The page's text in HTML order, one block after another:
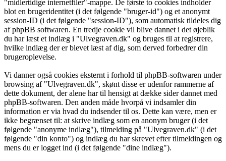
"midlertidige internetfiler"-mappe. De første to cookies indholder
blot en brugeridentitet (i det følgende "bruger-id") og et anonymt
session-ID (i det følgende "session-ID"), som automatisk tildeles dig
af phpBB softwaren. En tredje cookie vil blive dannet i det øjeblik
du har læst et indlæg i "Ulvegraven.dk" og bruges til at registrere,
hvilke indlæg der er blevet læst af dig, som derved forbedrer din
brugeroplevelse.
Vi danner også cookies eksternt i forhold til phpBB-softwaren under
browsing af "Ulvegraven.dk", skønt disse er udenfor rammerne af
dette dokument, der alene har til hensigt at dække sider dannet med
phpBB-softwaren. Den anden måde hvorpå vi indsamler din
information er via hvad du indsender til os. Dette kan være, men er
ikke begrænset til: at skrive indlæg som en anonym bruger (i det
følgende "anonyme indlæg"), tilmelding på "Ulvegraven.dk" (i det
følgende "din konto") og indlæg du har skrevet efter tilmeldingen og
mens du er logget ind (i det følgende "dine indlæg").